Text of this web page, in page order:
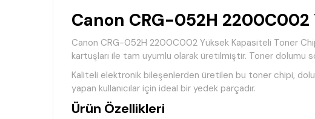
Canon CRG-052H
Canon CRG-052H 2200C002 Yüksek Kapasiteli Toner
kartuşları ile tam uyumlu olarak üretilmiştir. Toner dolumu
Kaliteli elektronik bileşenlerden üretilen bu toner chipi,
yapan kullanıcılar için ideal bir yedek parçadır.
Ürün Özellikleri